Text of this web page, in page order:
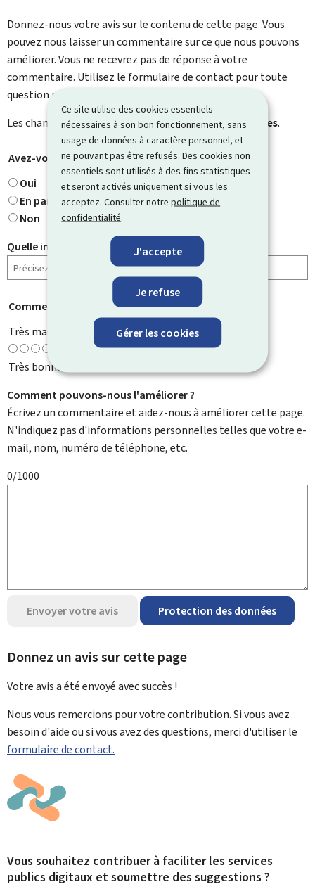
Ce site utilise des cookies essentiels
nécessaires à son bon fonctionnement, sans
usage de données à caractère personnel, et
ne pouvant pas être refusés. Des cookies non
essentiels sont utilisés à des fins statistiques
et seront activés uniquement si vous les
acceptez. Consulter notrepolitique de
confidentialité.
J'accepte
Je refuse
Gérer les cookies
Donnez-nous votre avis sur le contenu de cette page. Vous
pouvez nous laisser un commentaire sur ce que nous pouvons
améliorer. Vous ne recevrez pas de réponse à votre
commentaire. Utilisez le formulaire de contact pour toute
question particulière.
Les champs marqués d’une étoile ( * ) sontobligatoires.
Avez-vous trouvé ce que vous cherchiez ? *
Oui
En partie
Non
Quelle information cherchiez-vous ?
Comment évaluez-vous cette page ? *
Très mauvaise
Très bonne
Comment pouvons-nous l'améliorer ?
Écrivez un commentaire et aidez-nous à améliorer cette page.
N'indiquez pas d'informations personnelles telles que votre e-
mail, nom, numéro de téléphone, etc.
0/1000
Envoyer votre avis Protection des données
Donnez un avis sur cette page
Votre avis a été envoyé avecsuccès !
Nous vous remercions pour votre contribution. Si vous avez
besoin d'aide ou si vous avez des questions, merci d'utiliser le
formulaire de contact.
Vous souhaitez contribuer à faciliter les services
publics digitaux et soumettre des suggestions ?